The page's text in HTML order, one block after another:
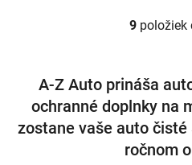
O
á
d
a
c
i
e
9položiek
A-Z Auto prináša
ochranné doplnky na
zostane vaše auto
ročnom